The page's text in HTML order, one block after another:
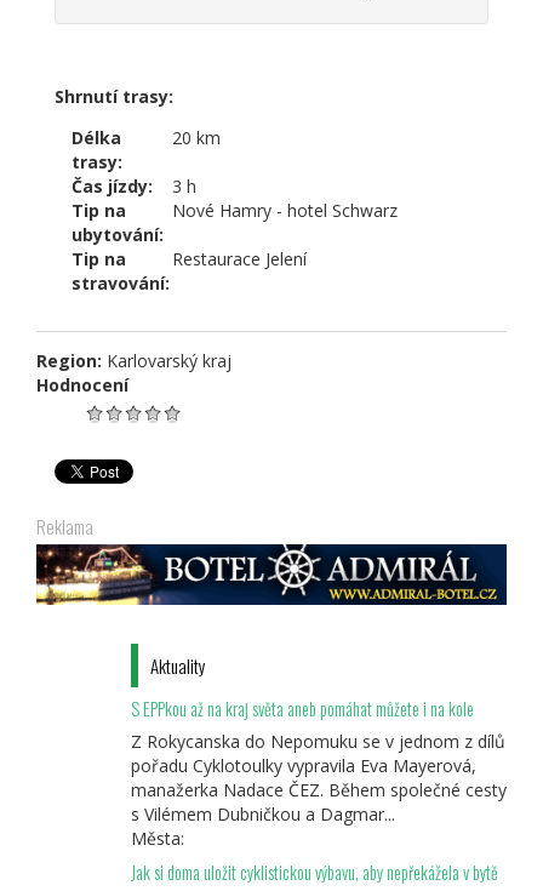
Shrnutí trasy:
Délka
trasy:
20 km
Čas jízdy:
3 h
Tip na
ubytování:
Nové Hamry - hotel Schwarz
Tip na
stravování:
Restaurace Jelení
Region: Karlovarský kraj
Hodnocení
Reklama
Aktuality
S EPPkou až na kraj světa aneb pomáhat můžete i na kole
Z Rokycanska do Nepomuku se v jednom z dílů
pořadu Cyklotoulky vypravila Eva Mayerová,
manažerka Nadace ČEZ. Během společné cesty
s Vilémem Dubničkou a Dagmar...
Města:
Jak si doma uložit cyklistickou výbavu, aby nepřekážela v bytě